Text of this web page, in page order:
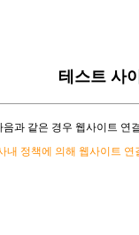
테스트 사
음과 같은 경우 웹사이트 연
내 정책에 의해 웹사이트